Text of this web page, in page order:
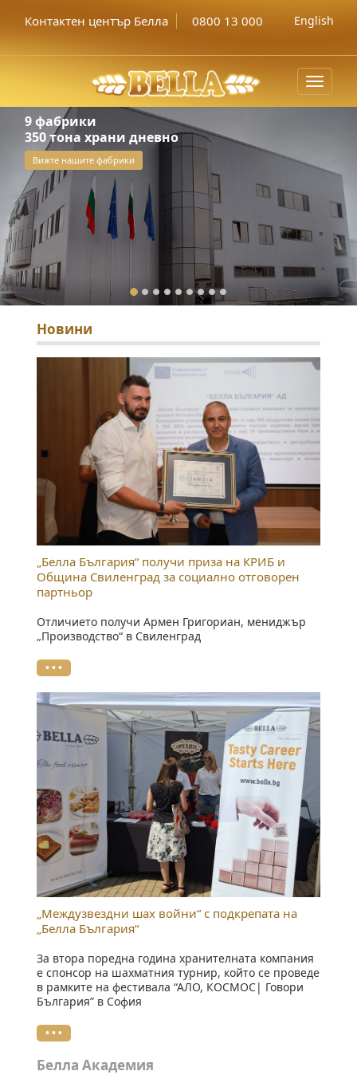
Контактен център Белла 0800 13 000 English
Toggle
фабрики
тона храни дневно
Вижте нашите фабрики
Новини
„Белла България“ получи приза на КРИБ и
Община Свиленград за социално отговорен
партньор
Отличието получи Армен Григориан, мениджър
„Производство“ в Свиленград
• • •
„Междузвездни шах войни“ с подкрепата на
„Белла България“
За втора поредна година хранителната компания
е спонсор на шахматния турнир, който се проведе
в рамките на фестивала “АЛО, КОСМОС| Говори
България” в София
• • •
Белла Академия